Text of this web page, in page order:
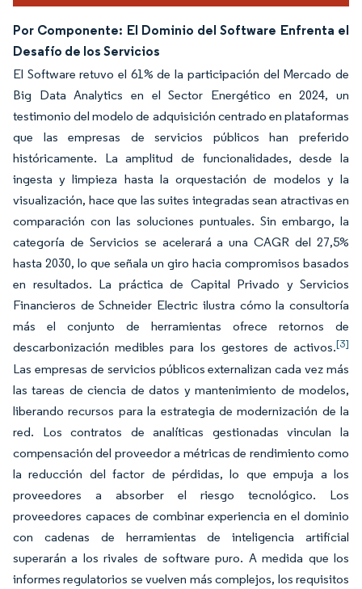
Por Componente: El Dominio del Software Enfrenta el
Desafío de los Servicios
El Software retuvo el 61% de la participación del Mercado de
Big Data Analytics en el Sector Energético en 2024, un
testimonio del modelo de adquisición centrado en plataformas
que las empresas de servicios públicos han preferido
históricamente. La amplitud de funcionalidades, desde la
ingesta y limpieza hasta la orquestación de modelos y la
visualización, hace que las suites integradas sean atractivas en
comparación con las soluciones puntuales. Sin embargo, la
categoría de Servicios se acelerará a una CAGR del 27,5%
hasta 2030, lo que señala un giro hacia compromisos basados
en resultados. La práctica de Capital Privado y Servicios
Financieros de Schneider Electric ilustra cómo la consultoría
más el conjunto de herramientas ofrece retornos de
descarbonización medibles para los gestores de activos.[3]
Las empresas de servicios públicos externalizan cada vez más
las tareas de ciencia de datos y mantenimiento de modelos,
liberando recursos para la estrategia de modernización de la
red. Los contratos de analíticas gestionadas vinculan la
compensación del proveedor a métricas de rendimiento como
la reducción del factor de pérdidas, lo que empuja a los
proveedores a absorber el riesgo tecnológico. Los
proveedores capaces de combinar experiencia en el dominio
con cadenas de herramientas de inteligencia artificial
superarán a los rivales de software puro. A medida que los
informes regulatorios se vuelven más complejos, los requisitos